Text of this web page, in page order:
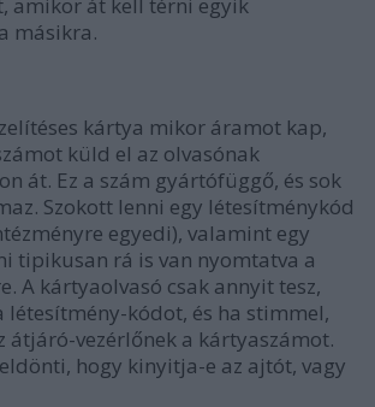
másikra.
kártya mikor áramot kap,
küld el az olvasónak
át. Ez a szám gyártófüggő, és sok
Szokott lenni egy létesítménykód
egyedi), valamint egy
tipikusan rá is van nyomtatva a
A kártyaolvasó csak annyit tesz,
létesítmény-kódot, és ha stimmel,
átjáró-vezérlőnek a kártyaszámot.
hogy kinyitja-e az ajtót, vagy